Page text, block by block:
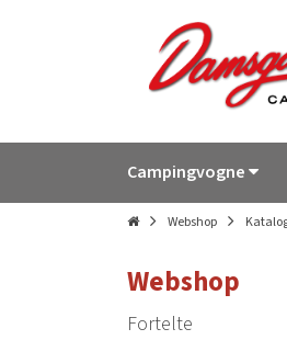
Campingvogne
Webshop
Webshop
Fortelte